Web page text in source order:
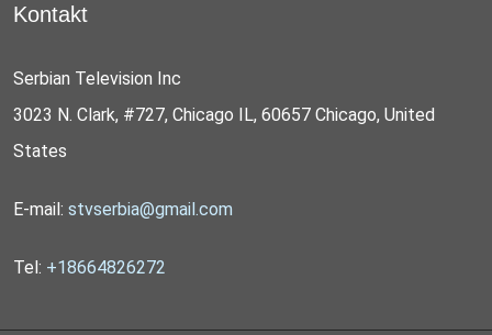
Kontakt
Serbian Television Inc
3023 N. Clark, #727, Chicago IL, 60657 Chicago, United
States
E-mail: stvserbia@gmail.com
Tel: +18664826272